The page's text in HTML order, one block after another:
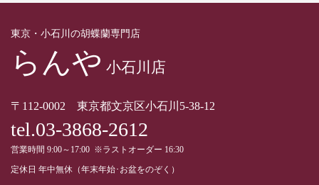
東京・小石川の胡蝶蘭専門店
らんや 小石川店
〒112-0002 東京都文京区小石川5-38-12
tel.03-3868-2612
営業時間 9:00～17:00 ※ラストオーダー 16:30
定休日 年中無休（年末年始･お盆をのぞく）